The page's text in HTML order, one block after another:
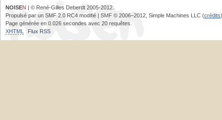
NOISEN | © René-Gilles Deberdt 2005-2012.
Propulsé par un SMF 2.0 RC4 modifié | SMF © 2006–2012, Simple Machines LLC (crédits)
Page générée en 0.026 secondes avec 20 requêtes.
XHTML
Flux RSS